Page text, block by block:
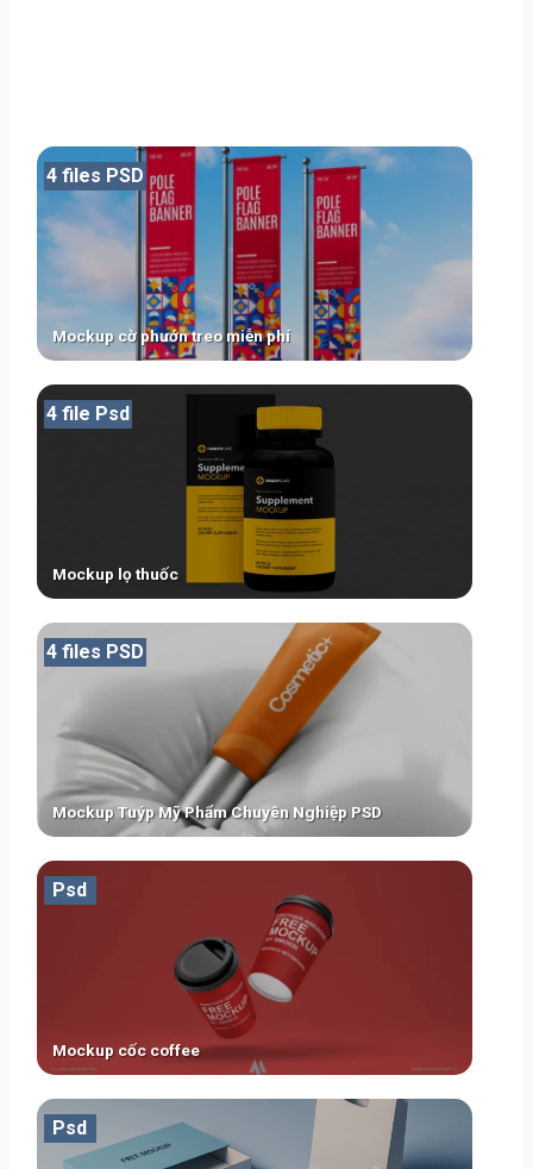
Mockup cờ phướn treo miễn phí
4 files PSD
Mockup lọ thuốc
4 file Psd
Mockup Tuýp Mỹ Phẩm Chuyên Nghiệp PSD
4 files PSD
Mockup cốc coffee
Psd
Psd